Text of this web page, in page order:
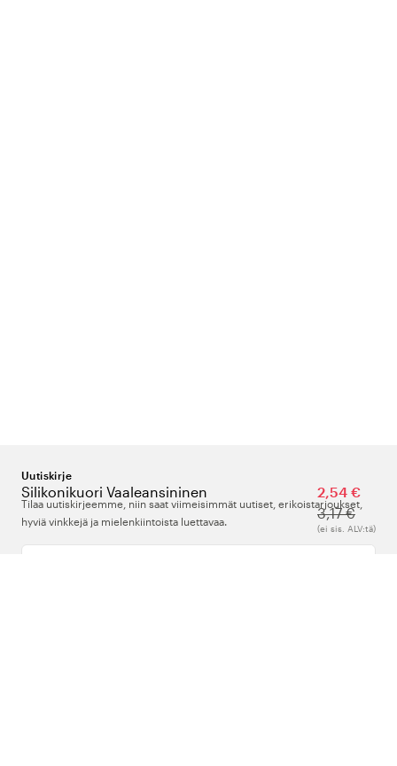
Silikonikuori Vaaleansininen
2,54 €
3,17 €
(ei sis. ALV:tä)
Uutiskirje
Tilaa uutiskirjeemme, niin saat viimeisimmät uutiset, erikoistarjoukset,
hyviä vinkkejä ja mielenkiintoista luettavaa.
Kirjoita sähköpostiosoitteesi